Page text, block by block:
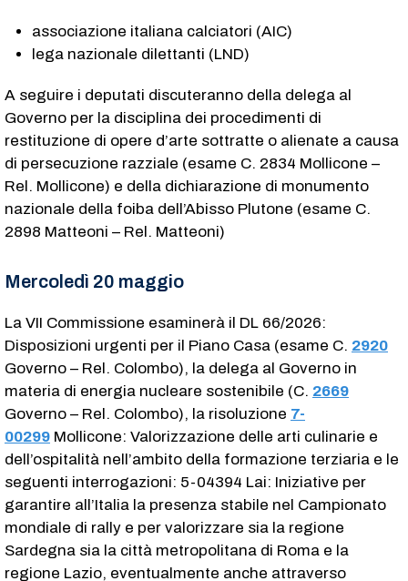
associazione italiana calciatori (AIC)
lega nazionale dilettanti (LND)
A seguire i deputati discuteranno della delega al
Governo per la disciplina dei procedimenti di
restituzione di opere d’arte sottratte o alienate a causa
di persecuzione razziale (esame C. 2834​ Mollicone –
Rel. Mollicone) e della dichiarazione di monumento
nazionale della foiba dell’Abisso Plutone (esame C.
2898​ Matteoni – Rel. Matteoni)
Mercoledì 20 maggio
La VII Commissione esaminerà il DL 66/2026:
Disposizioni urgenti per il Piano Casa (esame C. 2920
Governo – Rel. Colombo), la delega al Governo in
materia di energia nucleare sostenibile (C. 2669
Governo – Rel. Colombo), la risoluzione 7-
00299 Mollicone: Valorizzazione delle arti culinarie e
dell’ospitalità nell’ambito della formazione terziaria e le
seguenti interrogazioni: 5-04394 Lai: Iniziative per
garantire all’Italia la presenza stabile nel Campionato
mondiale di rally e per valorizzare sia la regione
Sardegna sia la città metropolitana di Roma e la
regione Lazio, eventualmente anche attraverso